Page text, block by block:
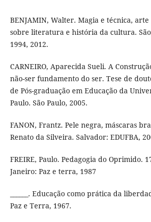
BENJAMIN, Walter. Magia e técnica, arte
sobre literatura e história da cultura.
1994, 2012.
CARNEIRO, Aparecida Sueli. A
não-ser fundamento do ser. Tese de
de Pós-graduação em Educação da
Paulo. São Paulo, 2005.
FANON, Frantz. Pele negra, máscaras
Renato da Silveira. Salvador: EDUFBA,
FREIRE, Paulo. Pedagogia do Oprimido.
Janeiro: Paz e terra, 1987
______. Educação como prática da
Paz e Terra, 1967.